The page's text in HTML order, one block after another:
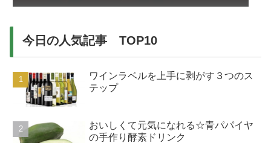
今日の人気記事 TOP10
ワインラベルを上手に剥がす３つのス
テップ
おいしくて元気になれる☆青パパイヤ
の手作り酵素ドリンク